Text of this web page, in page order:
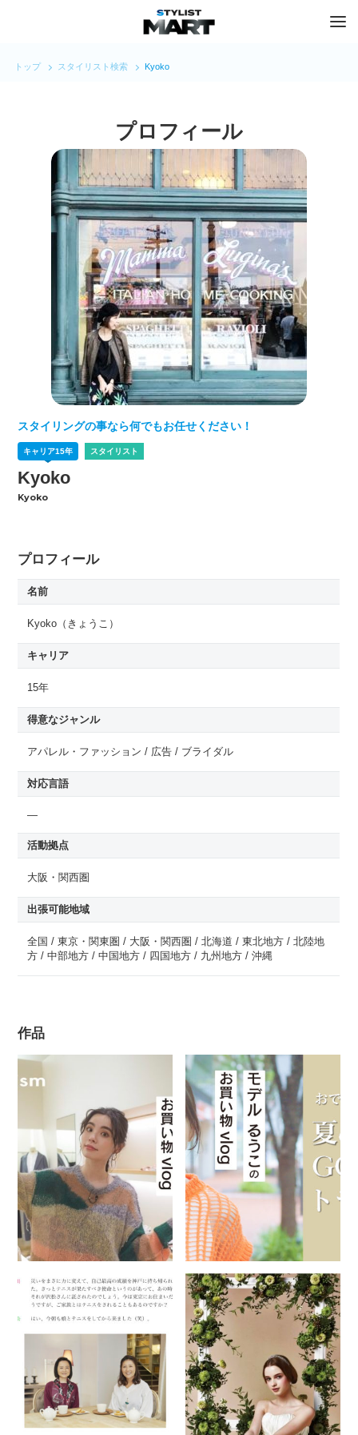
トップ スタイリスト検索 Kyoko
プロフィール
スタイリングの事なら何でもお任せください！
キャリア15年 スタイリスト
Kyoko
Kyoko
プロフィール
名前
Kyoko （きょうこ）
キャリア
15年
得意なジャンル
アパレル・ファッション / 広告 / ブライダル
対応言語
—
活動拠点
大阪・関西圏
出張可能地域
全国 / 東京・関東圏 / 大阪・関西圏 / 北海道 / 東北地方 / 北陸地
方 / 中部地方 / 中国地方 / 四国地方 / 九州地方 / 沖縄
作品